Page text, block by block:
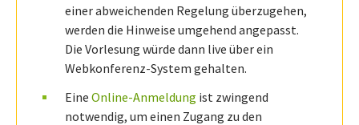
einer abweichenden Regelung überzugehen,
werden die Hinweise umgehend angepasst.
Die Vorlesung würde dann live über ein
Webkonferenz-System gehalten.
Eine Online-Anmeldung ist zwingend
notwendig, um einen Zugang zu den